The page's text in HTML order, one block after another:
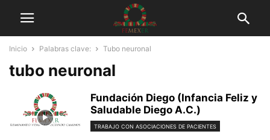
Inicio Palabras clave: Tubo neuronal
tubo neuronal
Fundación Diego (Infancia Feliz y
Saludable Diego A.C.)
TRABAJO CON ASOCIACIONES DE PACIENTES